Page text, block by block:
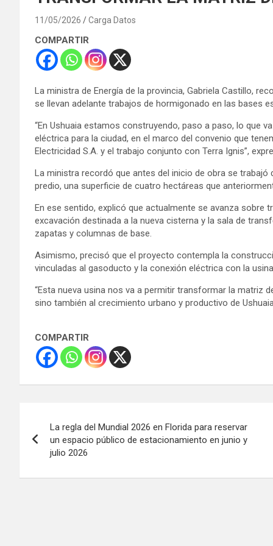
11/05/2026 Carga Datos
COMPARTIR
La ministra de Energía de la provincia, Gabriela Castillo,
se llevan adelante trabajos de hormigonado en las bases
“En Ushuaia estamos construyendo, paso a paso, lo que
eléctrica para la ciudad, en el marco del convenio que
Electricidad S.A. y el trabajo conjunto con Terra Ignis”,
La ministra recordó que antes del inicio de obra se
predio, una superficie de cuatro hectáreas que
En ese sentido, explicó que actualmente se avanza sobre
excavación destinada a la nueva cisterna y la sala de
zapatas y columnas de base.
Asimismo, precisó que el proyecto contempla la
vinculadas al gasoducto y la conexión eléctrica con la
“Esta nueva usina nos va a permitir transformar la matriz
sino también al crecimiento urbano y productivo de
COMPARTIR
de
entradas
La regla del Mundial 2026 en Florida para reservar
un espacio público de estacionamiento en junio y
julio 2026